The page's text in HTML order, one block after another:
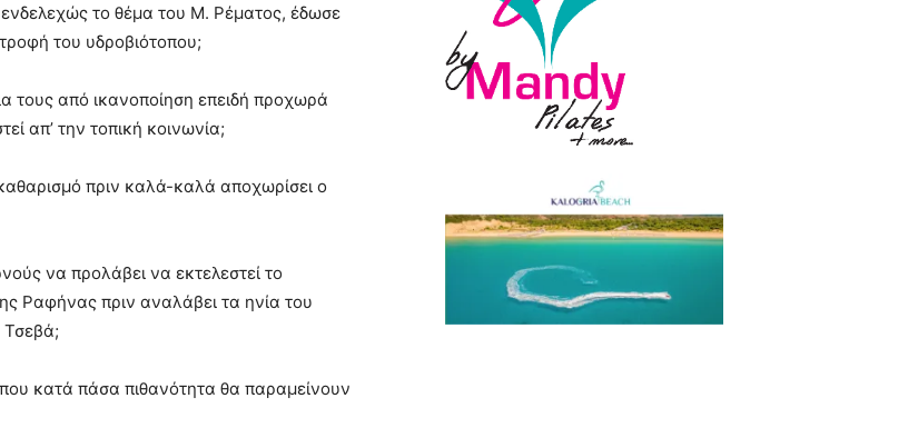
το θέμα του Μ. Ρέματος, έδωσε
του υδροβιότοπου;
τους από ικανοποίηση επειδή προχωρά
απ’ την τοπική κοινωνία;
πριν καλά-καλά αποχωρίσει ο
να προλάβει να εκτελεστεί το
Ραφήνας πριν αναλάβει τα ηνία του
Τσεβά;
κατά πάσα πιθανότητα θα παραμείνουν